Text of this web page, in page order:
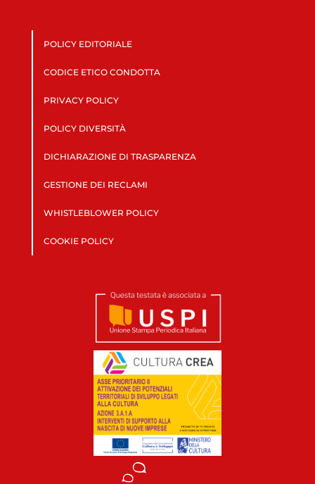
POLICY EDITORIALE
CODICE ETICO CONDOTTA
PRIVACY POLICY
POLICY DIVERSITÀ
DICHIARAZIONE DI TRASPARENZA
GESTIONE DEI RECLAMI
WHISTLEBLOWER POLICY
COOKIE POLICY